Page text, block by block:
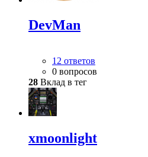
DevMan
12 ответов
0 вопросов
28 Вклад в тег
xmoonlight